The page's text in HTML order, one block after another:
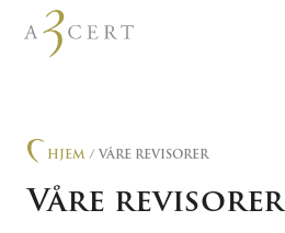
HJEM/ VÅRE REVISORER
Våre revisorer